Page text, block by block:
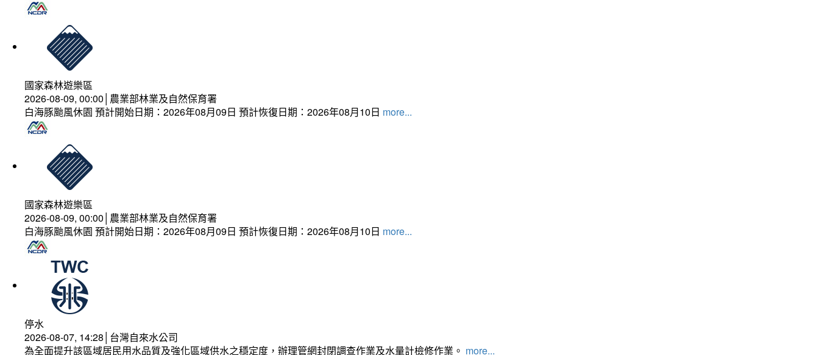
國家森林遊樂區
2026-08-09, 00:00│農業部林業及自然保育署
白海豚颱風休園 預計開始日期：2026年08月09日 預計恢復日期：2026年08月10日 more...
國家森林遊樂區
2026-08-09, 00:00│農業部林業及自然保育署
白海豚颱風休園 預計開始日期：2026年08月09日 預計恢復日期：2026年08月10日 more...
停水
2026-08-07, 14:28│台灣自來水公司
為全面提升該區域居民用水品質及強化區域供水之穩定度，辦理管網封閉調查作業及水量計檢修作業。 more...